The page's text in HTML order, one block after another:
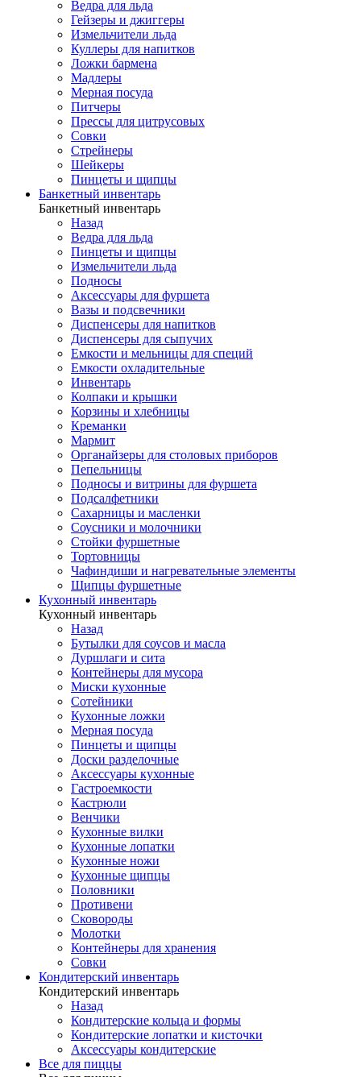
Ведра для льда
Гейзеры и джиггеры
Измельчители льда
Куллеры для напитков
Ложки бармена
Мадлеры
Мерная посуда
Питчеры
Прессы для цитрусовых
Совки
Стрейнеры
Шейкеры
Пинцеты и щипцы
Банкетный инвентарь
Банкетный инвентарь
Назад
Ведра для льда
Пинцеты и щипцы
Измельчители льда
Подносы
Аксессуары для фуршета
Вазы и подсвечники
Диспенсеры для напитков
Диспенсеры для сыпучих
Емкости и мельницы для специй
Емкости охладительные
Инвентарь
Колпаки и крышки
Корзины и хлебницы
Креманки
Мармит
Органайзеры для столовых приборов
Пепельницы
Подносы и витрины для фуршета
Подсалфетники
Сахарницы и масленки
Соусники и молочники
Стойки фуршетные
Тортовницы
Чафиндиши и нагревательные элементы
Щипцы фуршетные
Кухонный инвентарь
Кухонный инвентарь
Назад
Бутылки для соусов и масла
Дуршлаги и сита
Контейнеры для мусора
Миски кухонные
Сотейники
Кухонные ложки
Мерная посуда
Пинцеты и щипцы
Доски разделочные
Аксессуары кухонные
Гастроемкости
Кастрюли
Венчики
Кухонные вилки
Кухонные лопатки
Кухонные ножи
Кухонные щипцы
Половники
Противени
Сковороды
Молотки
Контейнеры для хранения
Совки
Кондитерский инвентарь
Кондитерский инвентарь
Назад
Кондитерские кольца и формы
Кондитерские лопатки и кисточки
Аксессуары кондитерские
Все для пиццы